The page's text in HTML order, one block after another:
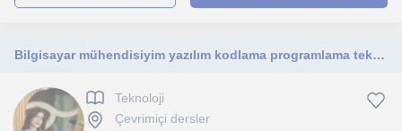
Bilgisayar mühendisiyim yazılım kodlama programlama teknoloji alanında yardımcı olabilirim
Teknoloji
Çevrimiçi dersler